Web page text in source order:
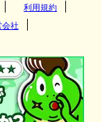
たします。日常を
ください。
利用規約
社